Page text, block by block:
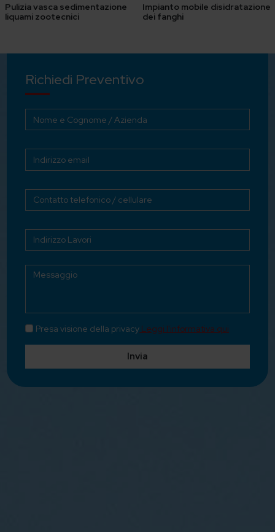
Pulizia vasca sedimentazione
liquami zootecnici
Impianto mobile disidratazione
dei fanghi
Richiedi Preventivo
Presa visione della privacy Leggi l'informativa qui
Invia